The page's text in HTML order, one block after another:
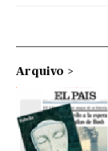
Arquivo